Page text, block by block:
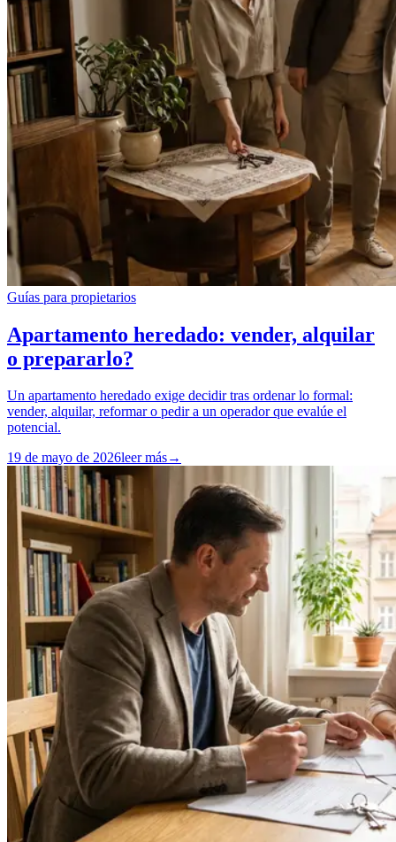
Guías para propietarios
Apartamento heredado: vender, alquilar
o prepararlo?
Un apartamento heredado exige decidir tras ordenar lo formal:
vender, alquilar, reformar o pedir a un operador que evalúe el
potencial.
19 de mayo de 2026leer más→